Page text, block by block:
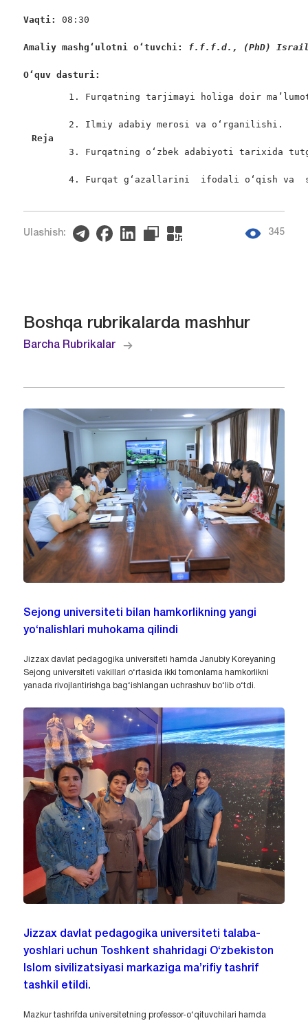
Vaqti: 08:30
Amaliy mashgʻulotni oʻtuvchi: f.f.f.d., (PhD)
Oʻquv dasturi:
Reja
1. Furqatning tarjimayi holiga doir
2. Ilmiy adabiy merosi va o‘rganilishi.
3. Furqatning o‘zbek adabiyoti tarixida
4. Furqat g‘azallarini  ifodali o‘qish va
Ulashish: 345
Boshqa rubrikalarda mashhur
Barcha Rubrikalar
Sejong universiteti bilan hamkorlikning yangi
yo‘nalishlari muhokama qilindi
Jizzax davlat pedagogika universiteti hamda Janubiy Koreyaning
Sejong universiteti vakillari o‘rtasida ikki tomonlama hamkorlikni
yanada rivojlantirishga bag‘ishlangan uchrashuv bo‘lib o‘tdi.
Jizzax davlat pedagogika universiteti talaba-
yoshlari uchun Toshkent shahridagi O‘zbekiston
Islom sivilizatsiyasi markaziga ma’rifiy tashrif
tashkil etildi.
Mazkur tashrifda universitetning professor-o‘qituvchilari hamda